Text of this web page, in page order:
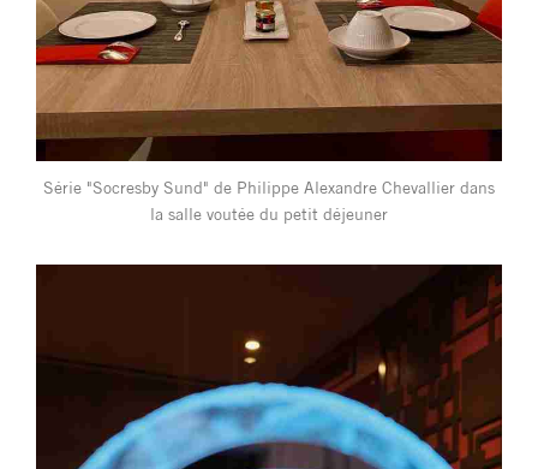
Série "Socresby Sund" de Philippe Alexandre Chevallier dans
la salle voutée du petit déjeuner